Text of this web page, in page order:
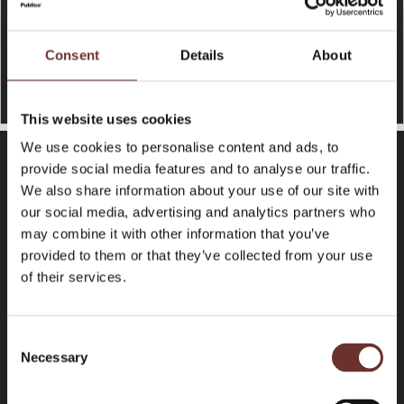
Consent Details About
This website uses cookies
We use cookies to personalise content and ads, to
provide social media features and to analyse our traffic.
We also share information about your use of our site with
our social media, advertising and analytics partners who
may combine it with other information that you’ve
provided to them or that they’ve collected from your use
of their services.
Necessary
Vores syv principper for klogere content
via viden løser problemer for målgruppen på
en nyttig, humoristisk eller forfriskende måde.